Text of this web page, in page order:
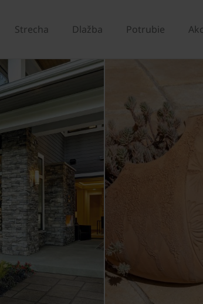
Strecha Dlažba Potrubie